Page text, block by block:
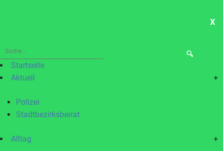
X
Suche
nach:Startseite
Aktuell
+
Polizei
Stadtbezirksbeirat
Alltag +